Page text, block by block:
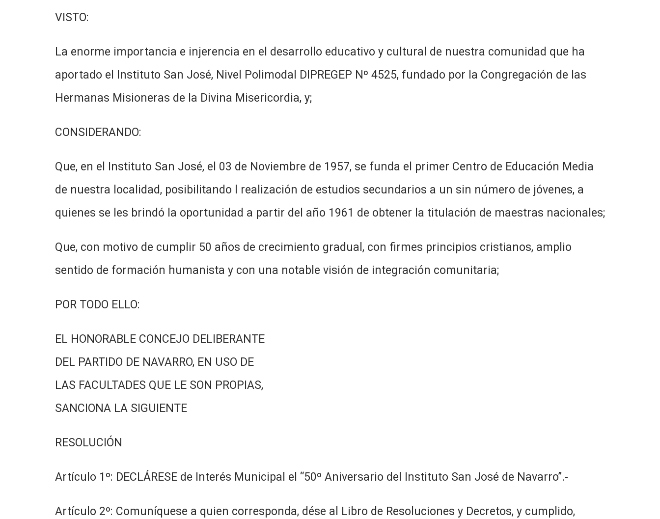
VISTO:
La enorme importancia e injerencia en el desarrollo educativo y cultural de nuestra comunidad que ha
aportado el Instituto San José, Nivel Polimodal DIPREGEP Nº 4525, fundado por la Congregación de las
Hermanas Misioneras de la Divina Misericordia, y;
CONSIDERANDO:
Que, en el Instituto San José, el 03 de Noviembre de 1957, se funda el primer Centro de Educación Media
de nuestra localidad, posibilitando l realización de estudios secundarios a un sin número de jóvenes, a
quienes se les brindó la oportunidad a partir del año 1961 de obtener la titulación de maestras nacionales;
Que, con motivo de cumplir 50 años de crecimiento gradual, con firmes principios cristianos, amplio
sentido de formación humanista y con una notable visión de integración comunitaria;
POR TODO ELLO:
EL HONORABLE CONCEJO DELIBERANTE
DEL PARTIDO DE NAVARRO, EN USO DE
LAS FACULTADES QUE LE SON PROPIAS,
SANCIONA LA SIGUIENTE
RESOLUCIÓN
Artículo 1º: DECLÁRESE de Interés Municipal el “50º Aniversario del Instituto San José de Navarro”.-
Artículo 2º: Comuníquese a quien corresponda, dése al Libro de Resoluciones y Decretos, y cumplido,